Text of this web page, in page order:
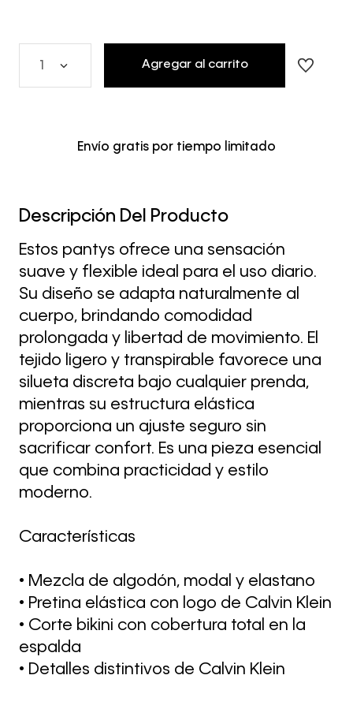
Agregar al carrito
Envío gratis por tiempo limitado
Descripción Del Producto
Estos pantys ofrece una sensación
suave y flexible ideal para el uso diario.
Su diseño se adapta naturalmente al
cuerpo, brindando comodidad
prolongada y libertad de movimiento. El
tejido ligero y transpirable favorece una
silueta discreta bajo cualquier prenda,
mientras su estructura elástica
proporciona un ajuste seguro sin
sacrificar confort. Es una pieza esencial
que combina practicidad y estilo
moderno.
Características
• Mezcla de algodón, modal y elastano
• Pretina elástica con logo de Calvin Klein
• Corte bikini con cobertura total en la
espalda
• Detalles distintivos de Calvin Klein